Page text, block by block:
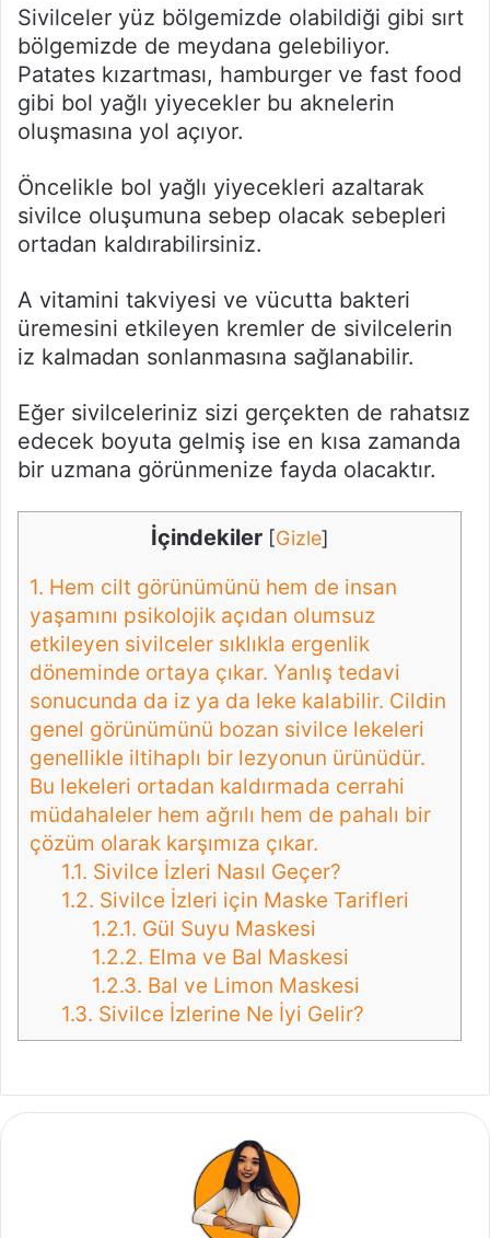
Sivilceler yüz bölgemizde olabildiği gibi sırt
bölgemizde de meydana gelebiliyor.
Patates kızartması, hamburger ve fast food
gibi bol yağlı yiyecekler bu aknelerin
oluşmasına yol açıyor.
Öncelikle bol yağlı yiyecekleri azaltarak
sivilce oluşumuna sebep olacak sebepleri
ortadan kaldırabilirsiniz.
A vitamini takviyesi ve vücutta bakteri
üremesini etkileyen kremler de sivilcelerin
iz kalmadan sonlanmasına sağlanabilir.
Eğer sivilceleriniz sizi gerçekten de rahatsız
edecek boyuta gelmiş ise en kısa zamanda
bir uzmana görünmenize fayda olacaktır.
İçindekiler [Gizle]
1. Hem cilt görünümünü hem de insan
yaşamını psikolojik açıdan olumsuz
etkileyen sivilceler sıklıkla ergenlik
döneminde ortaya çıkar. Yanlış tedavi
sonucunda da iz ya da leke kalabilir. Cildin
genel görünümünü bozan sivilce lekeleri
genellikle iltihaplı bir lezyonun ürünüdür.
Bu lekeleri ortadan kaldırmada cerrahi
müdahaleler hem ağrılı hem de pahalı bir
çözüm olarak karşımıza çıkar.
1.1. Sivilce İzleri Nasıl Geçer?
1.2. Sivilce İzleri için Maske Tarifleri
1.2.1. Gül Suyu Maskesi
1.2.2. Elma ve Bal Maskesi
1.2.3. Bal ve Limon Maskesi
1.3. Sivilce İzlerine Ne İyi Gelir?